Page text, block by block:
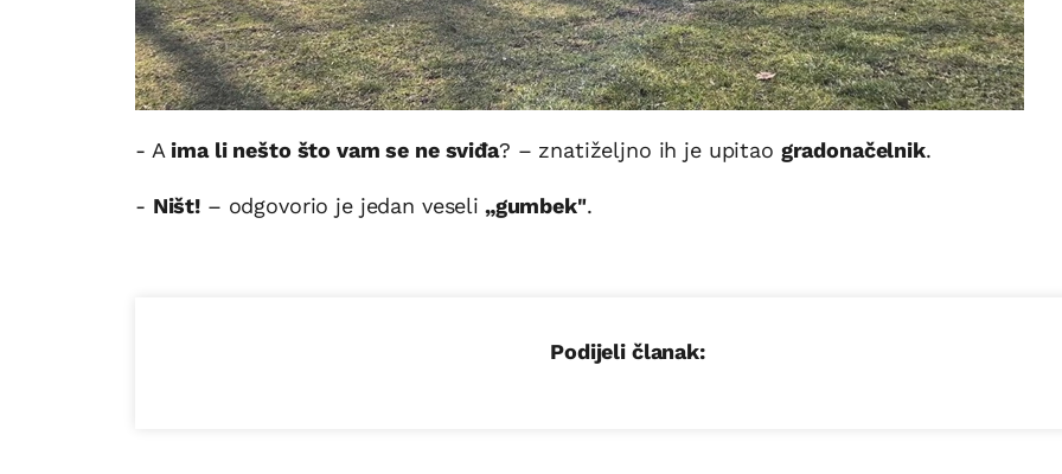
- Aima li nešto što vam se ne sviđa? – znatiželjno ih je upitao gradonačelnik.
- Ništ! – odgovorio je jedan veseli „gumbek".
Podijeli članak: